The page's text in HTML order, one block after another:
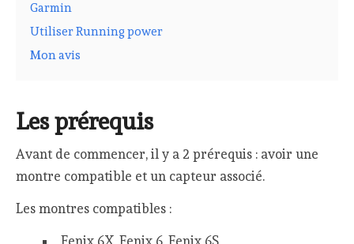
Garmin
Utiliser Running power
Mon avis
Les prérequis
Avant de commencer, il y a 2 prérequis : avoir une
montre compatible et un capteur associé.
Les montres compatibles :
Fenix 6X, Fenix 6, Fenix 6S